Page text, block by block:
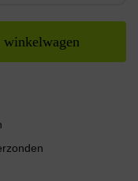
winkelwagen